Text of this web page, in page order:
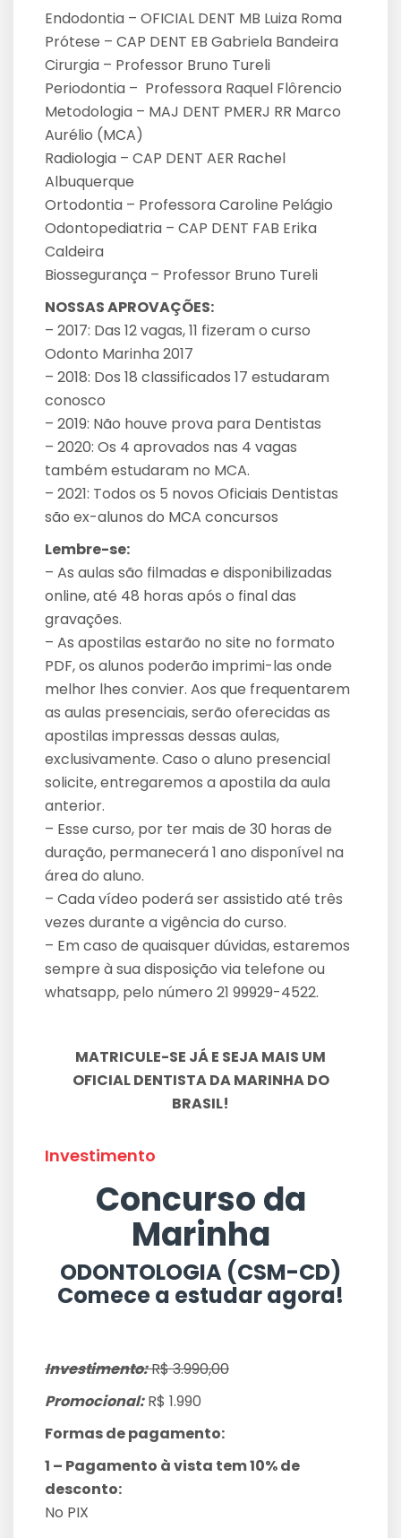
Endodontia – OFICIAL DENT MB Luiza Roma
Prótese – CAP DENT EB Gabriela Bandeira
Cirurgia – Professor Bruno Tureli
Periodontia – Professora Raquel Flôrencio
Metodologia – MAJ DENT PMERJ RR Marco
Aurélio (MCA)
Radiologia – CAP DENT AER Rachel
Albuquerque
Ortodontia – Professora Caroline Pelágio
Odontopediatria – CAP DENT FAB Erika
Caldeira
Biossegurança – Professor Bruno Tureli
NOSSAS APROVAÇÕES:
– 2017: Das 12 vagas, 11 fizeram o curso
Odonto Marinha 2017
– 2018: Dos 18 classificados 17 estudaram
conosco
– 2019: Não houve prova para Dentistas
– 2020: Os 4 aprovados nas 4 vagas
também estudaram no MCA.
– 2021: Todos os 5 novos Oficiais Dentistas
são ex-alunos do MCA concursos
Lembre-se:
– As aulas são filmadas e disponibilizadas
online, até 48 horas após o final das
gravações.
– As apostilas estarão no site no formato
PDF, os alunos poderão imprimi-las onde
melhor lhes convier. Aos que frequentarem
as aulas presenciais, serão oferecidas as
apostilas impressas dessas aulas,
exclusivamente. Caso o aluno presencial
solicite, entregaremos a apostila da aula
anterior.
– Esse curso, por ter mais de 30 horas de
duração, permanecerá 1 ano disponível na
área do aluno.
– Cada vídeo poderá ser assistido até três
vezes durante a vigência do curso.
– Em caso de quaisquer dúvidas, estaremos
sempre à sua disposição via telefone ou
whatsapp, pelo número 21 99929-4522.
MATRICULE-SE JÁ E SEJA MAIS UM
OFICIAL DENTISTA DA MARINHA DO
BRASIL!
Investimento
Concurso da
Marinha
ODONTOLOGIA (CSM-CD)
Comece a estudar agora!
Investimento:R$ 3.990,00
Promocional:R$ 1.990
Formas de pagamento:
1 – Pagamento à vista tem 10% de
desconto:
No PIX